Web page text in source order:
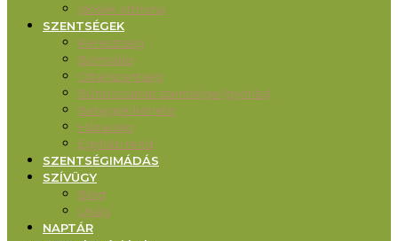
Idősek otthona
SZENTSÉGEK
Keresztség
Bérmálás
Oltáriszentség
Bűnbocsánat szentsége (gyónás)
Betegek kenete
Házasság
Egyházi rend
SZENTSÉGIMÁDÁS
SZÍVÜGY
Blog
Újság
NAPTÁR